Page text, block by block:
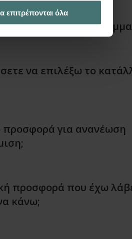
επιτρέπονται όλα
για
να επιλέξω το
για ανανέωση
προσφορά που έχω
κάνω;